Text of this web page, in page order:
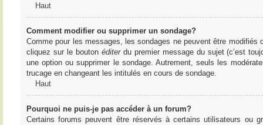
Haut
Comment modifier ou supprimer un sondage?
Comme pour les messages, les sondages ne peuvent être modifiés
cliquez sur le bouton éditerdu premier message du sujet (c’est
une option ou supprimer le sondage. Autrement, seuls les
trucage en changeant les intitulés en cours de sondage.
Haut
Pourquoi ne puis-je pas accéder à un forum?
Certains forums peuvent être réservés à certains utilisateurs ou